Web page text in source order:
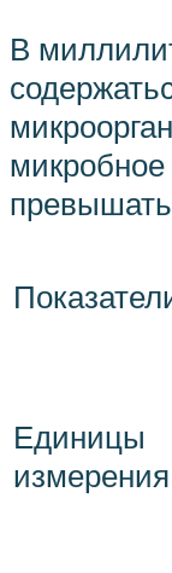
В
Единицы
измерения